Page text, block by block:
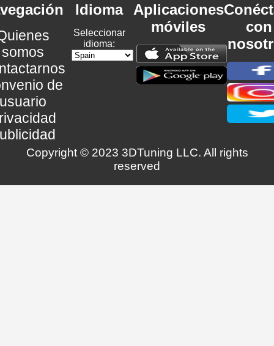
somos
de
Idioma
Seleccionar
idioma:
Aplicaciones
móviles
con
Copyright © 2023 3DTuning LLC. All rights
reserved